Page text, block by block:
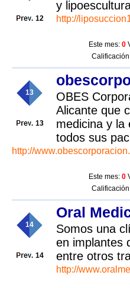
12
y
http://
Este mes: 0
13
13
OBES
Alicante que
medicina y la
todos sus
http://
Este mes: 0
14
14
Oral
Somos una
en implantes
entre otros
http://